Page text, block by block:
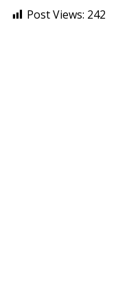
Post Views: 242